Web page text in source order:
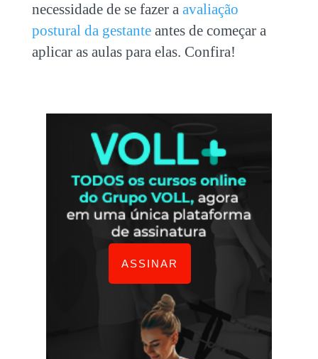
necessidade de se fazer a avaliação
postural da gestanteantes de começar a
aplicar as aulas para elas. Confira!
ASSINAR